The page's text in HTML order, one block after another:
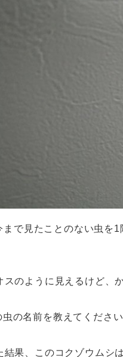
で見たことのない虫を
スのように見えるけど、
の名前を教えてくださ
結果、このコクゾウムシ